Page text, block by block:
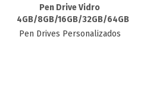
Pen Drive Vidro
4GB/8GB/16GB/32GB/64GB
Pen Drives Personalizados